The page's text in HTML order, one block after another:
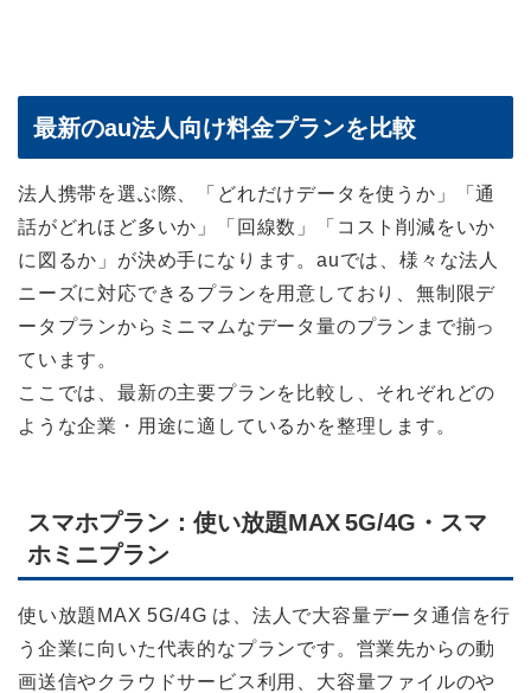
最新のau法人向け料金プランを比較
法人携帯を選ぶ際、「どれだけデータを使うか」「通
話がどれほど多いか」「回線数」「コスト削減をいか
に図るか」が決め手になります。auでは、様々な法人
ニーズに対応できるプランを用意しており、無制限デ
ータプランからミニマムなデータ量のプランまで揃っ
ています。
ここでは、最新の主要プランを比較し、それぞれどの
ような企業・用途に適しているかを整理します。
スマホプラン：使い放題MAX 5G/4G・スマ
ホミニプラン
使い放題MAX 5G/4G は、法人で大容量データ通信を行
う企業に向いた代表的なプランです。営業先からの動
画送信やクラウドサービス利用、大容量ファイルのや